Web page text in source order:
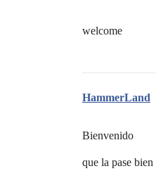
welcome
HammerLand
Bienvenido
que la pase bien